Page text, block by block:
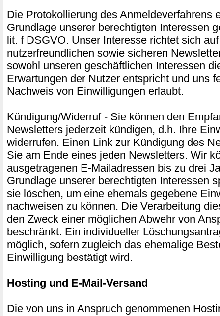
Die Protokollierung des Anmeldeverfahrens
Grundlage unserer berechtigten Interessen
lit. f DSGVO. Unser Interesse richtet sich
nutzerfreundlichen sowie sicheren
sowohl unseren geschäftlichen Interessen
Erwartungen der Nutzer entspricht und uns
Nachweis von Einwilligungen erlaubt.
Kündigung/Widerruf - Sie können den
Newsletters jederzeit kündigen, d.h. Ihre
widerrufen. Einen Link zur Kündigung des
Sie am Ende eines jeden Newsletters. Wir
ausgetragenen E-Mailadressen bis zu drei
Grundlage unserer berechtigten Interessen
sie löschen, um eine ehemals gegebene
nachweisen zu können. Die Verarbeitung
den Zweck einer möglichen Abwehr von
beschränkt. Ein individueller
möglich, sofern zugleich das ehemalige
Einwilligung bestätigt wird.
Hosting und E-Mail-Versand
Die von uns in Anspruch genommenen